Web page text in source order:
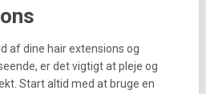
af dine hair extensions og
er det vigtigt at pleje og
Start altid med at bruge en